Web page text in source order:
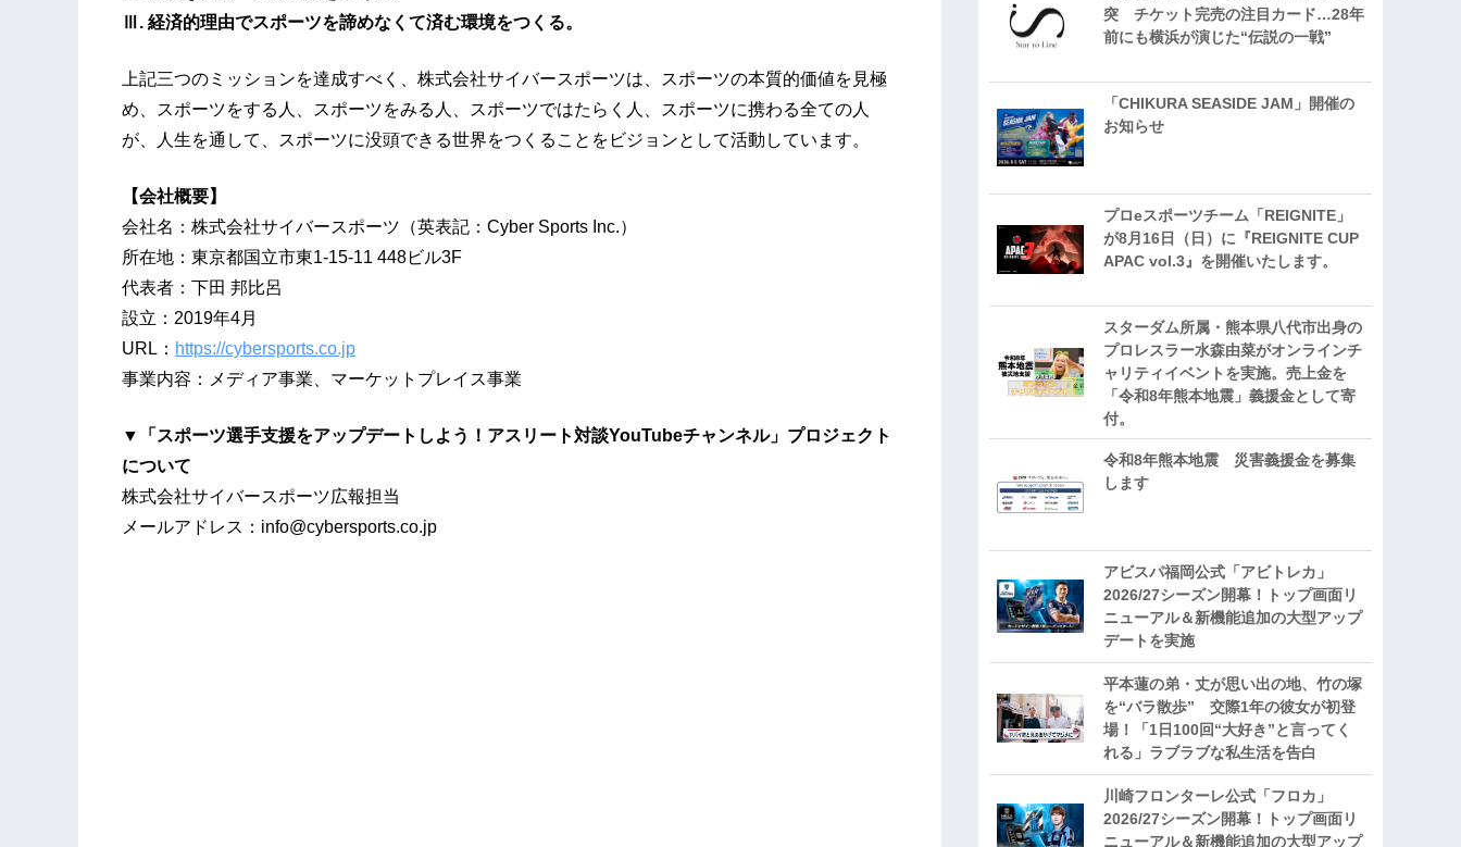
Ⅲ. 経済的理由でスポーツを諦めなくて済む環境をつくる。
上記三つのミッションを達成すべく、株式会社サイバースポーツは、スポーツの本質的価値を見極
め、スポーツをする人、スポーツをみる人、スポーツではたらく人、スポーツに携わる全ての人
が、人生を通して、スポーツに没頭できる世界をつくることをビジョンとして活動しています。
【会社概要】
会社名：株式会社サイバースポーツ（英表記：Cyber Sports Inc.）
所在地：東京都国立市東1-15-11 448ビル3F
代表者：下田 邦比呂
設立：2019年4月
URL： https://cybersports.co.jp
事業内容：メディア事業、マーケットプレイス事業
▼「スポーツ選手支援をアップデートしよう！アスリート対談YouTubeチャンネル」プロジェクト
について
株式会社サイバースポーツ広報担当
メールアドレス：info@cybersports.co.jp
突 チケット完売の注目カード…28年
前にも横浜が演じた“伝説の一戦”
「CHIKURA SEASIDE JAM」開催の
お知らせ
プロeスポーツチーム「REIGNITE」
が8月16日（日）に『REIGNITE CUP
APAC vol.3』を開催いたします。
スターダム所属・熊本県八代市出身の
プロレスラー水森由菜がオンラインチ
ャリティイベントを実施。売上金を
「令和8年熊本地震」義援金として寄
付。
令和8年熊本地震 災害義援金を募集
します
アビスパ福岡公式「アビトレカ」
2026/27シーズン開幕！トップ画面リ
ニューアル＆新機能追加の大型アップ
デートを実施
平本蓮の弟・丈が思い出の地、竹の塚
を“バラ散歩” 交際1年の彼女が初登
場！「1日100回“大好き”と言ってく
れる」ラブラブな私生活を告白
川崎フロンターレ公式「フロカ」
2026/27シーズン開幕！トップ画面リ
ニューアル＆新機能追加の大型アップ